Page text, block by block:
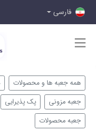
فارسی
همه جعبه ها و محصولات
جعبه مزونی
پک پذیرایی
جعبه محصولات